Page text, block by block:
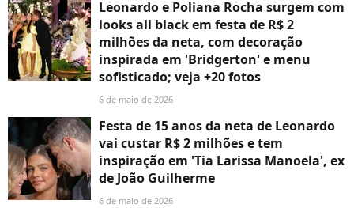
Leonardo e Poliana Rocha surgem com
looks all black em festa de R$ 2
milhões da neta, com decoração
inspirada em 'Bridgerton' e menu
sofisticado; veja +20 fotos
6 de maio de 2026
Festa de 15 anos da neta de Leonardo
vai custar R$ 2 milhões e tem
inspiração em 'Tia Larissa Manoela', ex
de João Guilherme
6 de maio de 2026